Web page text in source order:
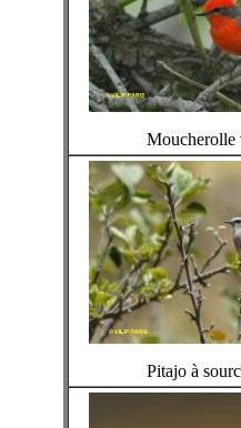
Moucherolle
Pitajo à